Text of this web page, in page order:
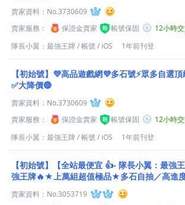
賣家資料： No.3730609
賣家服務：
保證金賣家 帳號保固
12小時
隊長小翼：最強王牌/帳號/ iOS 1年前刊登
【初始號】💜高品遊戲網💜多石號⚡眾多自選
✅大降價🔴
賣家資料： No.3730609
賣家服務：
保證金賣家 帳號保固
12小時
隊長小翼：最強王牌/帳號/ iOS 1年前刊登
【初始號】【全站最便宜 👍- 隊長小翼：最強
強王牌🔥★上萬組超值極品★多石自抽／高進
賣家資料： No.3053719